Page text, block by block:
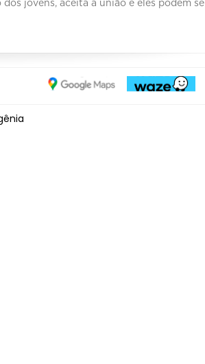
jovens, aceita a união e eles podem se